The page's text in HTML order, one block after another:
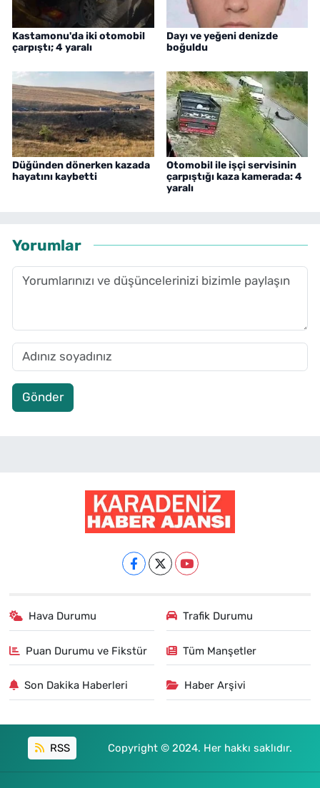
Kastamonu'da iki otomobil
çarpıştı; 4 yaralı
Dayı ve yeğeni denizde
boğuldu
Düğünden dönerken kazada
hayatını kaybetti
Otomobil ile işçi servisinin
çarpıştığı kaza kamerada: 4
yaralı
Yorumlar
Gönder
Hava Durumu Trafik Durumu
Puan Durumu ve Fikstür Tüm Manşetler
Son Dakika Haberleri Haber Arşivi
RSS Copyright © 2024. Her hakkı saklıdır.